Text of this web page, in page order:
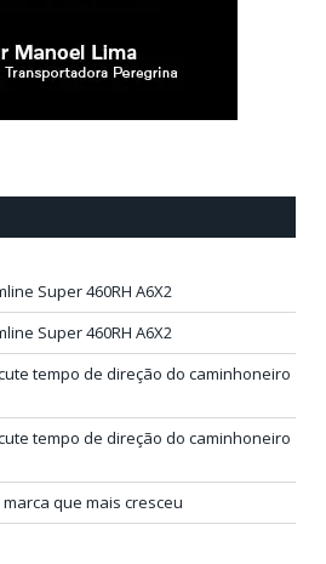
Super 460RH A6X2
Super 460RH A6X2
tempo de direção do caminhoneiro
tempo de direção do caminhoneiro
que mais cresceu